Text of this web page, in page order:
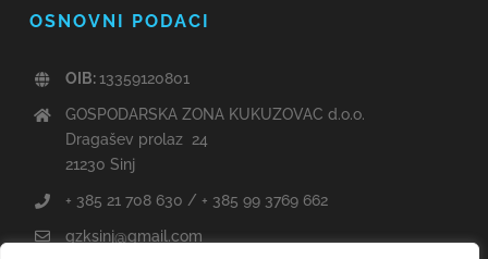
OSNOVNI PODACI
OIB:13359120801
GOSPODARSKA ZONA KUKUZOVAC d.o.o.
Dragašev prolaz 24
21230 Sinj
+ 385 21 708 630 / + 385 99 3769 662
gzksinj@gmail.com